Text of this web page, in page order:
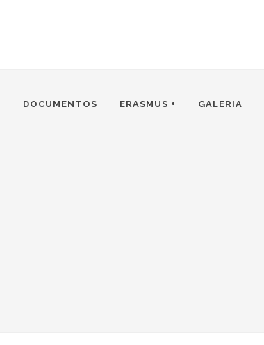
DOCUMENTOS ERASMUS + GALERIA